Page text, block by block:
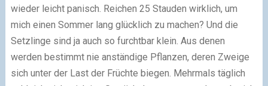
wieder leicht panisch. Reichen 25 Stauden wirklich, um
mich einen Sommer lang glücklich zu machen? Und die
Setzlinge sind ja auch so furchtbar klein. Aus denen
werden bestimmt nie anständige Pflanzen, deren Zweige
sich unter der Last der Früchte biegen. Mehrmals täglich